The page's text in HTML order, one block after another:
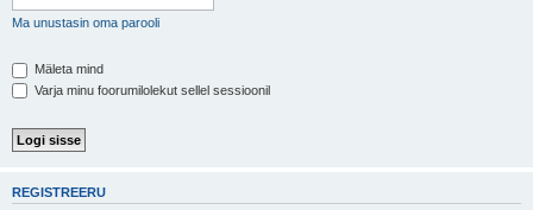
Ma unustasin oma parooli
Mäleta mind
Varja minu foorumilolekut sellel sessioonil
REGISTREERU